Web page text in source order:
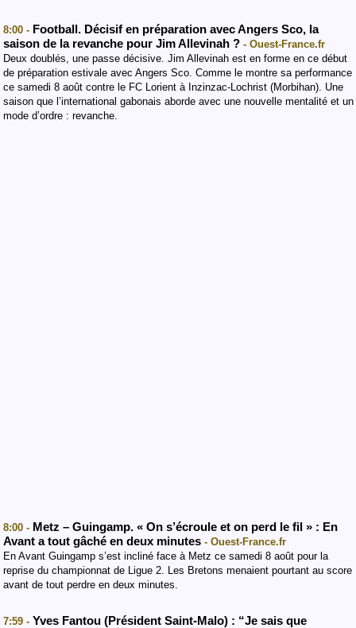
8:00 - Football. Décisif en préparation avec Angers Sco, la
saison de la revanche pour Jim Allevinah ? - Ouest-France.fr
Deux doublés, une passe décisive. Jim Allevinah est en forme en ce début
de préparation estivale avec Angers Sco. Comme le montre sa performance
ce samedi 8 août contre le FC Lorient à Inzinzac-Lochrist (Morbihan). Une
saison que l’international gabonais aborde avec une nouvelle mentalité et un
mode d’ordre : revanche.
8:00 - Metz – Guingamp. « On s’écroule et on perd le fil » : En
Avant a tout gâché en deux minutes - Ouest-France.fr
En Avant Guingamp s’est incliné face à Metz ce samedi 8 août pour la
reprise du championnat de Ligue 2. Les Bretons menaient pourtant au score
avant de tout perdre en deux minutes.
7:59 - Yves Fantou (Président Saint-Malo) : “Je sais que